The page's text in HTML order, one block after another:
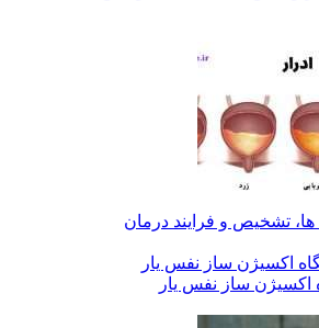
ها، تشخیص و فرایند درمان
اکسیژن ساز نفس یار